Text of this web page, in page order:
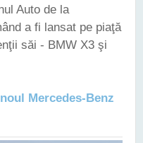
Auto de la
a fi lansat pe piaţă
săi - BMW X3 şi
Mercedes-Benz